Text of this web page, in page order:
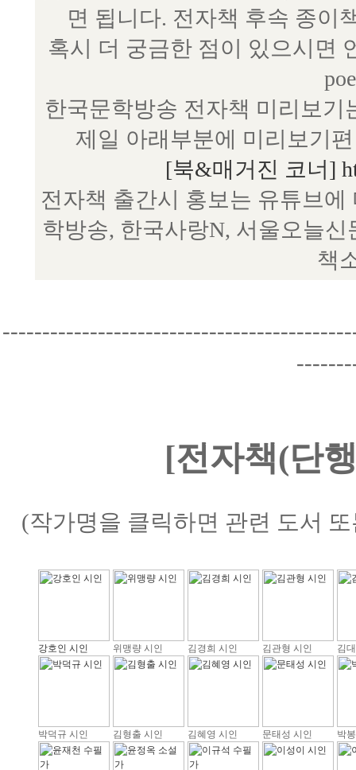
면 됩니다. 전자책 후속 종이
혹시 더 궁금한 점이 있으시면
한국문학방송 전자책 미리보
제일 아래부분에 미리보기
[북&매거진 코너]
전자책 출간시 홍보는 유튜브
학방송, 한국사랑N, 서울오늘
책
[전자책(단
(작가명을 클릭하면 관련 도서
강호인 시인 위맹량 시인 김경희 시인 김관형 시인 김
박덕규 시인 김형출 시인 김혜영 시인 문태성 시인 박